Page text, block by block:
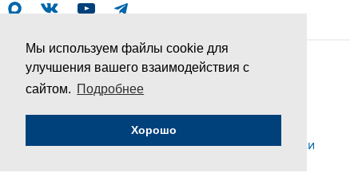
Мы используем файлы cookie для
улучшения вашего взаимодействия с
сайтом. Подробнее
Хорошо
© ПИР-Центр, 1994–2025 | Все права защищены
Соглашение об обработке персональных данных
Политика конфиденциальности и условия обработки